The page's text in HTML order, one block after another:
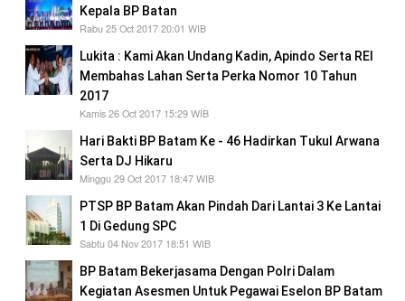
Kepala BP Batan
Rabu 25 Oct 2017 20:01 WIB
Lukita : Kami Akan Undang Kadin, Apindo Serta REI
Membahas Lahan Serta Perka Nomor 10 Tahun
2017
Kamis 26 Oct 2017 15:29 WIB
Hari Bakti BP Batam Ke - 46 Hadirkan Tukul Arwana
Serta DJ Hikaru
Minggu 29 Oct 2017 18:47 WIB
PTSP BP Batam Akan Pindah Dari Lantai 3 Ke Lantai
1 Di Gedung SPC
Sabtu 04 Nov 2017 18:51 WIB
BP Batam Bekerjasama Dengan Polri Dalam
Kegiatan Asesmen Untuk Pegawai Eselon BP Batam